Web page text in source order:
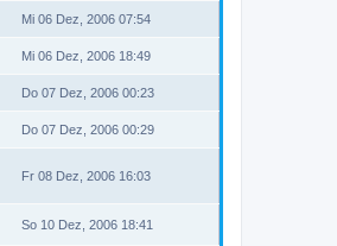
Mi 06 Dez, 2006 07:54
Mi 06 Dez, 2006 18:49
Do 07 Dez, 2006 00:23
Do 07 Dez, 2006 00:29
Fr 08 Dez, 2006 16:03
So 10 Dez, 2006 18:41